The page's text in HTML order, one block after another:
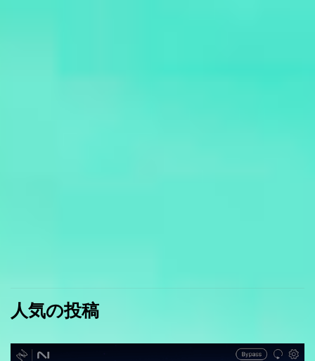
人気の投稿